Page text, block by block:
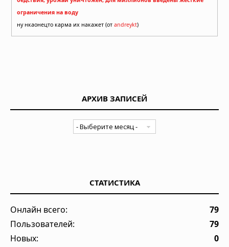
ограничения на воду
ну нкаонецто карма их накажет (от andreykt)
АРХИВ ЗАПИСЕЙ
СТАТИСТИКА
Онлайн всего:
79
Пользователей:
79
Новых:
0